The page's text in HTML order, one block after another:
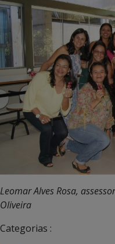
Leomar Alves Rosa,
Oliveira
Categorias :